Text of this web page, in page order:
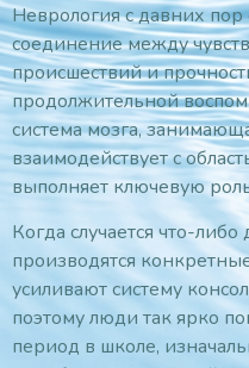
Неврология с давних
соединение между
происшествий и
продолжительной
система мозга,
взаимодействует с
выполняет ключевую
Когда случается что-
производятся
усиливают систему
поэтому люди так ярко
период в школе,